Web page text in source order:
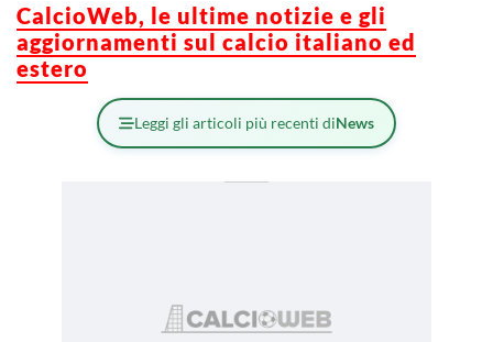
CalcioWeb, le ultime notizie e gli
aggiornamenti sul calcio italiano ed
estero
Leggi gli articoli più recenti diNews